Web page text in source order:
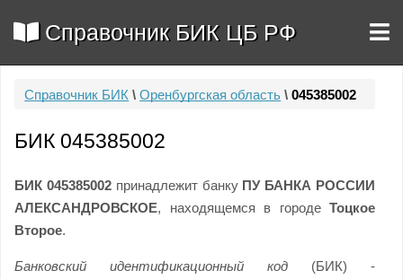
Справочник БИК ЦБ РФ
Справочник БИК \ Оренбургская область \ 045385002
БИК 045385002
БИК 045385002принадлежит банку ПУ БАНКА РОССИИ
АЛЕКСАНДРОВСКОЕ, находящемся в городе Тоцкое
Второе.
Банковский идентификационный код (БИК) -